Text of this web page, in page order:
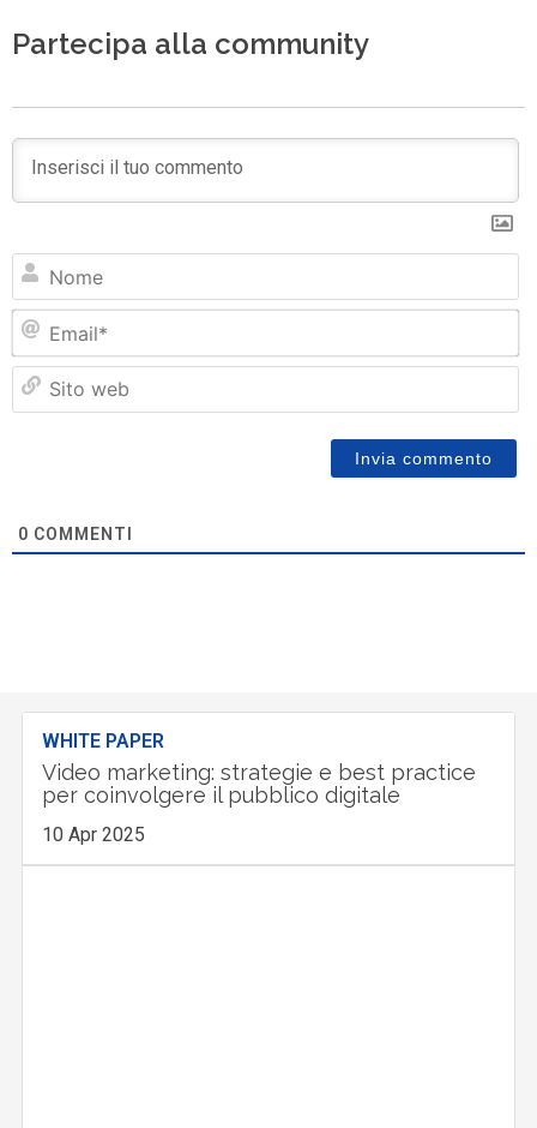
Partecipa alla community
0 COMMENTI
WHITE PAPER
Video marketing: strategie e best practice
per coinvolgere il pubblico digitale
10 Apr 2025